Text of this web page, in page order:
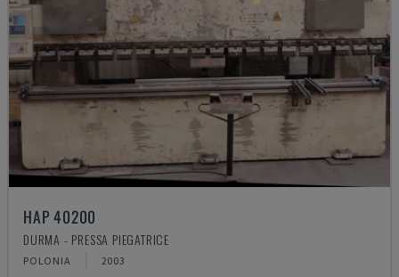
HAP 40200
DURMA - PRESSA PIEGATRICE
POLONIA 2003